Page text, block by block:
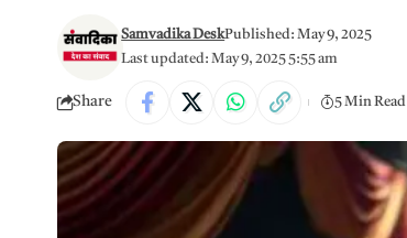
Last updated: May 9, 2025 5:55 am
Samvadika DeskPublished: May 9, 2025
Share 5 Min Read